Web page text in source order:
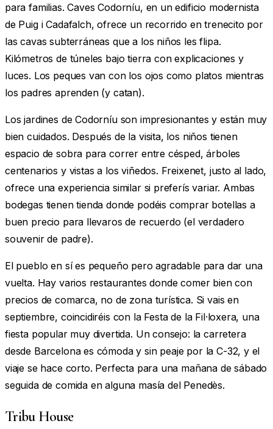
para familias. Caves Codorníu, en un edificio modernista
de Puig i Cadafalch, ofrece un recorrido en trenecito por
las cavas subterráneas que a los niños les flipa.
Kilómetros de túneles bajo tierra con explicaciones y
luces. Los peques van con los ojos como platos mientras
los padres aprenden (y catan).
Los jardines de Codorníu son impresionantes y están muy
bien cuidados. Después de la visita, los niños tienen
espacio de sobra para correr entre césped, árboles
centenarios y vistas a los viñedos. Freixenet, justo al lado,
ofrece una experiencia similar si preferís variar. Ambas
bodegas tienen tienda donde podéis comprar botellas a
buen precio para llevaros de recuerdo (el verdadero
souvenir de padre).
El pueblo en sí es pequeño pero agradable para dar una
vuelta. Hay varios restaurantes donde comer bien con
precios de comarca, no de zona turística. Si vais en
septiembre, coincidiréis con la Festa de la Fil·loxera, una
fiesta popular muy divertida. Un consejo: la carretera
desde Barcelona es cómoda y sin peaje por la C-32, y el
viaje se hace corto. Perfecta para una mañana de sábado
seguida de comida en alguna masía del Penedès.
Tribu House